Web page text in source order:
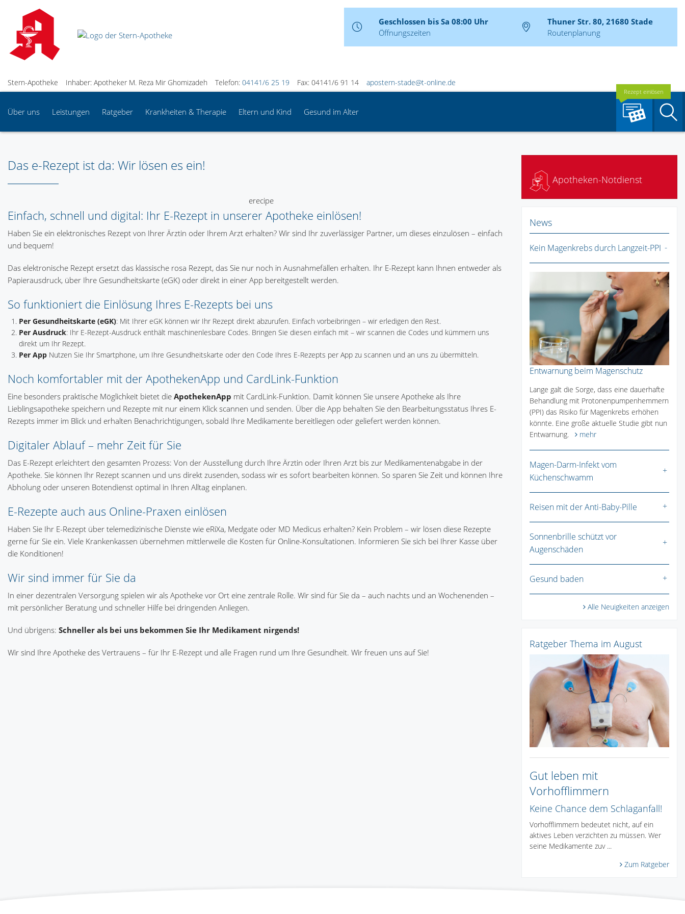
Geschlossen bis Sa 08:00 Uhr
Öffnungszeiten
Thuner Str. 80, 21680 Stade
Routenplanung
Stern-Apotheke Inhaber: Apotheker M. Reza Mir Ghomizadeh Telefon: 04141/6 25 19 Fax: 04141/6 91 14 apostern-stade@t-online.de
Über uns Leistungen Ratgeber Krankheiten & Therapie Eltern und Kind Gesund im Alter
Rezept einlösen
Das e-Rezept ist da: Wir lösen es ein!
Einfach, schnell und digital: Ihr E-Rezept in unserer Apotheke einlösen!
Haben Sie ein elektronisches Rezept von Ihrer Ärztin oder Ihrem Arzt erhalten? Wir sind Ihr zuverlässiger Partner, um dieses einzulösen – einfach
und bequem!
Das elektronische Rezept ersetzt das klassische rosa Rezept, das Sie nur noch in Ausnahmefällen erhalten. Ihr E-Rezept kann Ihnen entweder als
Papierausdruck, über Ihre Gesundheitskarte (eGK) oder direkt in einer App bereitgestellt werden.
So funktioniert die Einlösung Ihres E-Rezepts bei uns
Per Gesundheitskarte (eGK): Mit Ihrer eGK können wir Ihr Rezept direkt abzurufen. Einfach vorbeibringen – wir erledigen den Rest.
Per Ausdruck: Ihr E-Rezept-Ausdruck enthält maschinenlesbare Codes. Bringen Sie diesen einfach mit – wir scannen die Codes und kümmern uns
direkt um Ihr Rezept.
Per App Nutzen Sie Ihr Smartphone, um Ihre Gesundheitskarte oder den Code Ihres E-Rezepts per App zu scannen und an uns zu übermitteln.
Noch komfortabler mit der ApothekenApp und CardLink-Funktion
Eine besonders praktische Möglichkeit bietet die ApothekenApp mit CardLink-Funktion. Damit können Sie unsere Apotheke als Ihre
Lieblingsapotheke speichern und Rezepte mit nur einem Klick scannen und senden. Über die App behalten Sie den Bearbeitungsstatus Ihres E-
Rezepts immer im Blick und erhalten Benachrichtigungen, sobald Ihre Medikamente bereitliegen oder geliefert werden können.
Digitaler Ablauf – mehr Zeit für Sie
Das E-Rezept erleichtert den gesamten Prozess: Von der Ausstellung durch Ihre Ärztin oder Ihren Arzt bis zur Medikamentenabgabe in der
Apotheke. Sie können Ihr Rezept scannen und uns direkt zusenden, sodass wir es sofort bearbeiten können. So sparen Sie Zeit und können Ihre
Abholung oder unseren Botendienst optimal in Ihren Alltag einplanen.
E-Rezepte auch aus Online-Praxen einlösen
Haben Sie Ihr E-Rezept über telemedizinische Dienste wie eRiXa, Medgate oder MD Medicus erhalten? Kein Problem – wir lösen diese Rezepte
gerne für Sie ein. Viele Krankenkassen übernehmen mittlerweile die Kosten für Online-Konsultationen. Informieren Sie sich bei Ihrer Kasse über
die Konditionen!
Wir sind immer für Sie da
In einer dezentralen Versorgung spielen wir als Apotheke vor Ort eine zentrale Rolle. Wir sind für Sie da – auch nachts und an Wochenenden –
mit persönlicher Beratung und schneller Hilfe bei dringenden Anliegen.
Und übrigens: Schneller als bei uns bekommen Sie Ihr Medikament nirgends!
Wir sind Ihre Apotheke des Vertrauens – für Ihr E-Rezept und alle Fragen rund um Ihre Gesundheit. Wir freuen uns auf Sie!
Apotheken-Notdienst
News
Kein Magenkrebs durch Langzeit-PPI
Entwarnung beim Magenschutz
Lange galt die Sorge, dass eine dauerhafte
Behandlung mit Protonenpumpenhemmern
(PPI) das Risiko für Magenkrebs erhöhen
könnte. Eine große aktuelle Studie gibt nun
Entwarnung.
mehr
Magen-Darm-Infekt vom
Küchenschwamm
Reisen mit der Anti-Baby-Pille
Sonnenbrille schützt vor
Augenschäden
Gesund baden
Alle Neuigkeiten anzeigen
Ratgeber Thema im August
Gut leben mit
Vorhofflimmern
Keine Chance dem Schlaganfall!
Vorhofflimmern bedeutet nicht, auf ein
aktives Leben verzichten zu müssen. Wer
seine Medikamente zuv ...
Zum Ratgeber